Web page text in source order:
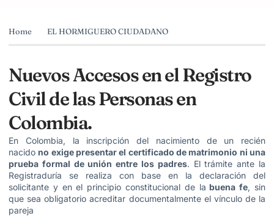
Home EL HORMIGUERO CIUDADANO
Nuevos Accesos en el Registro
Civil de las Personas en
Colombia.
En Colombia, la inscripción del nacimiento de un recién
nacido no exige presentar el certificado de matrimonio ni una
prueba formal de unión entre los padres. El trámite ante la
Registraduría se realiza con base en la declaración del
solicitante y en el principio constitucional de la buena fe, sin
que sea obligatorio acreditar documentalmente el vínculo de la
pareja